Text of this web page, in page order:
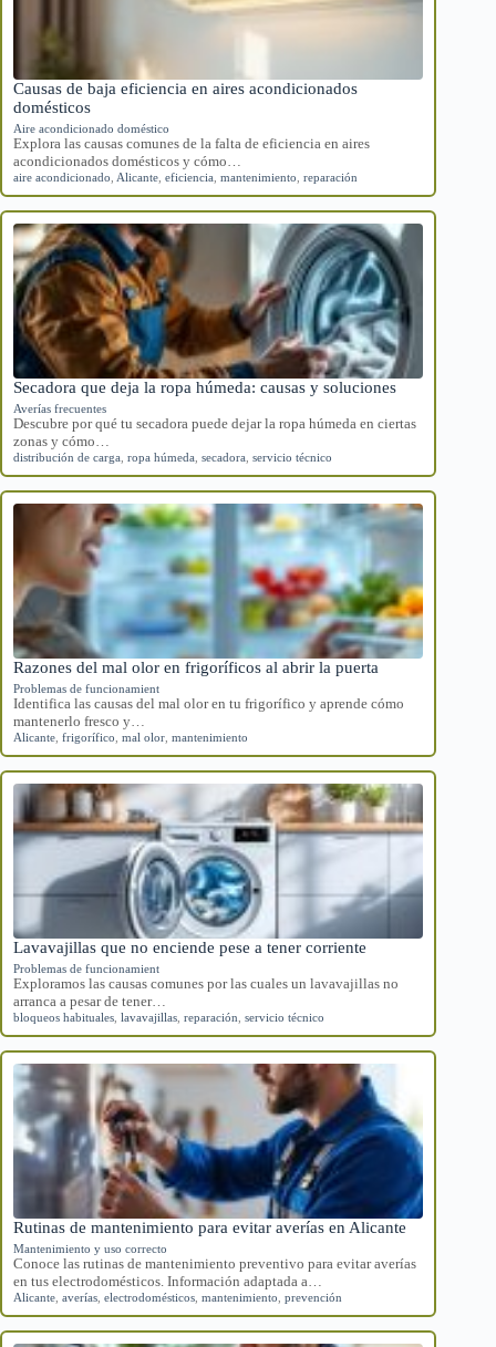
Causas de baja eficiencia en aires acondicionados
domésticos
Aire acondicionado doméstico
Explora las causas comunes de la falta de eficiencia en aires
acondicionados domésticos y cómo…
aire acondicionado Alicante eficiencia mantenimiento reparación
Secadora que deja la ropa húmeda: causas y soluciones
Averías frecuentes
Descubre por qué tu secadora puede dejar la ropa húmeda en ciertas
zonas y cómo…
distribución de carga ropa húmeda secadora servicio técnico
Razones del mal olor en frigoríficos al abrir la puerta
Problemas de funcionamient
Identifica las causas del mal olor en tu frigorífico y aprende cómo
mantenerlo fresco y…
Alicante frigorífico mal olor mantenimiento
Lavavajillas que no enciende pese a tener corriente
Problemas de funcionamient
Exploramos las causas comunes por las cuales un lavavajillas no
arranca a pesar de tener…
bloqueos habituales lavavajillas reparación servicio técnico
Rutinas de mantenimiento para evitar averías en Alicante
Mantenimiento y uso correcto
Conoce las rutinas de mantenimiento preventivo para evitar averías
en tus electrodomésticos. Información adaptada a…
Alicante averías electrodomésticos mantenimiento prevención